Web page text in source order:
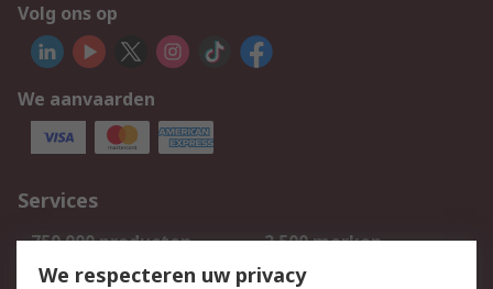
Volg ons op
We aanvaarden
Services
750.000 producten
2.500 merken
Bestellen
Inkoopoplossingen
We respecteren uw privacy